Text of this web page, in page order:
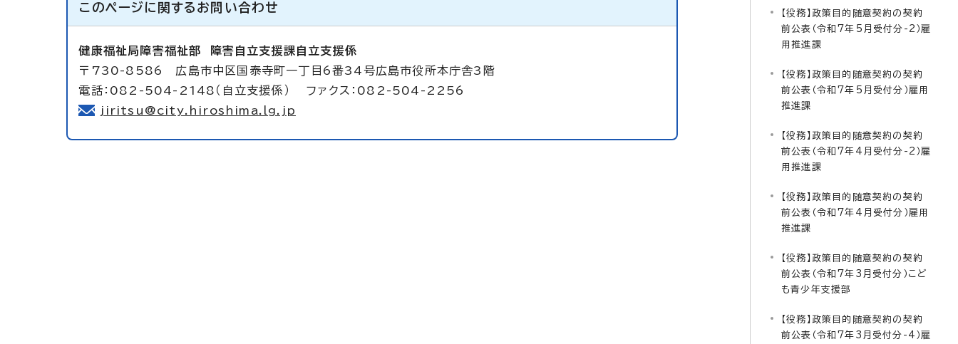
このページに関する お問い合わせ
健康福祉局障害福祉部
障害自立支援課自立支援係
〒730-8586 広島市中区国泰寺町一丁目6番34号広島市役所本庁舎3階
電話：082-504-2148（自立支援係） ファクス：082-504-2256
jiritsu@city.hiroshima.lg.jp
【役務】政策目的随意契約の契約
前公表（令和7年5月受付分-2）雇
用推進課
【役務】政策目的随意契約の契約
前公表（令和7年5月受付分）雇用
推進課
【役務】政策目的随意契約の契約
前公表（令和7年4月受付分-2）雇
用推進課
【役務】政策目的随意契約の契約
前公表（令和7年4月受付分）雇用
推進課
【役務】政策目的随意契約の契約
前公表（令和7年3月受付分）こど
も青少年支援部
【役務】政策目的随意契約の契約
前公表（令和7年3月受付分-4）雇